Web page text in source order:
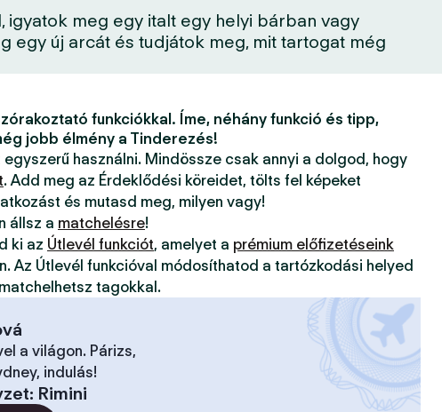
meg egy italt egy helyi bárban vagy
egy új arcát és tudjátok meg, mit tartogat még
funkciókkal. Íme, néhány funkció és tipp,
jobb élmény a Tinderezés!
egyszerű használni. Mindössze csak annyi a dolgod, hogy
. Add meg az Érdeklődési köreidet, tölts fel képeket
és mutasd meg, milyen vagy!
állsz a matchelésre!
ki az Útlevél funkciót, amelyet a prémium előfizetéseink
Az Útlevél funkcióval módosíthatod a tartózkodási helyed
tagokkal.
a világon. Párizs,
indulás!
: Rimini